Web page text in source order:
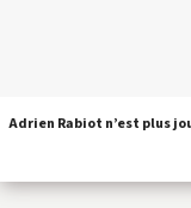
Adrien Rabiot n’est plus